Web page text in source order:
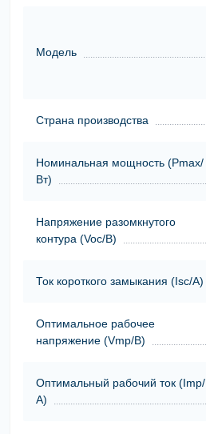
Модель
Страна производства
Номинальная мощность (Pmax/
Вт)
Напряжение разомкнутого
контура (Voc/В)
Ток короткого замыкания (Isc/А)
Оптимальное рабочее
напряжение (Vmp/В)
Оптимальный рабочий ток (Imp/
А)